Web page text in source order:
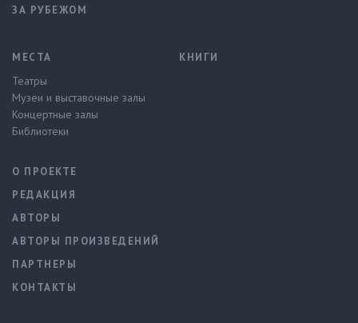
ЗА РУБЕЖОМ
МЕСТА
Театры
Музеи и выставочные залы
Концертные залы
Библиотеки
КНИГИ
О ПРОЕКТЕ
РЕДАКЦИЯ
АВТОРЫ
АВТОРЫ ПРОИЗВЕДЕНИЙ
ПАРТНЕРЫ
КОНТАКТЫ